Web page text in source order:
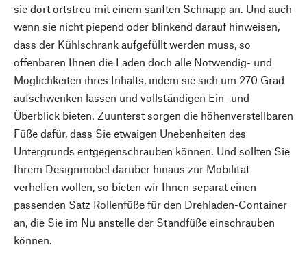
sie dort ortstreu mit einem sanften Schnapp an. Und auch
wenn sie nicht piepend oder blinkend darauf hinweisen,
dass der Kühlschrank aufgefüllt werden muss, so
offenbaren Ihnen die Laden doch alle Notwendig- und
Möglichkeiten ihres Inhalts, indem sie sich um 270 Grad
aufschwenken lassen und vollständigen Ein- und
Überblick bieten. Zuunterst sorgen die höhenverstellbaren
Füße dafür, dass Sie etwaigen Unebenheiten des
Untergrunds entgegenschrauben können. Und sollten Sie
Ihrem Designmöbel darüber hinaus zur Mobilität
verhelfen wollen, so bieten wir Ihnen separat einen
passenden Satz Rollenfüße für den Drehladen-Container
an, die Sie im Nu anstelle der Standfüße einschrauben
können.